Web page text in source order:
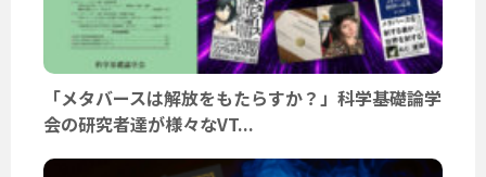
「メタバースは解放をもたらすか？」科学基礎論学
会の研究者達が様々なVT...